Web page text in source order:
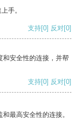
手。
支持[0] 反对[0]
和安全性的连接，并帮
支持[0] 反对[0]
最高安全性的连接。